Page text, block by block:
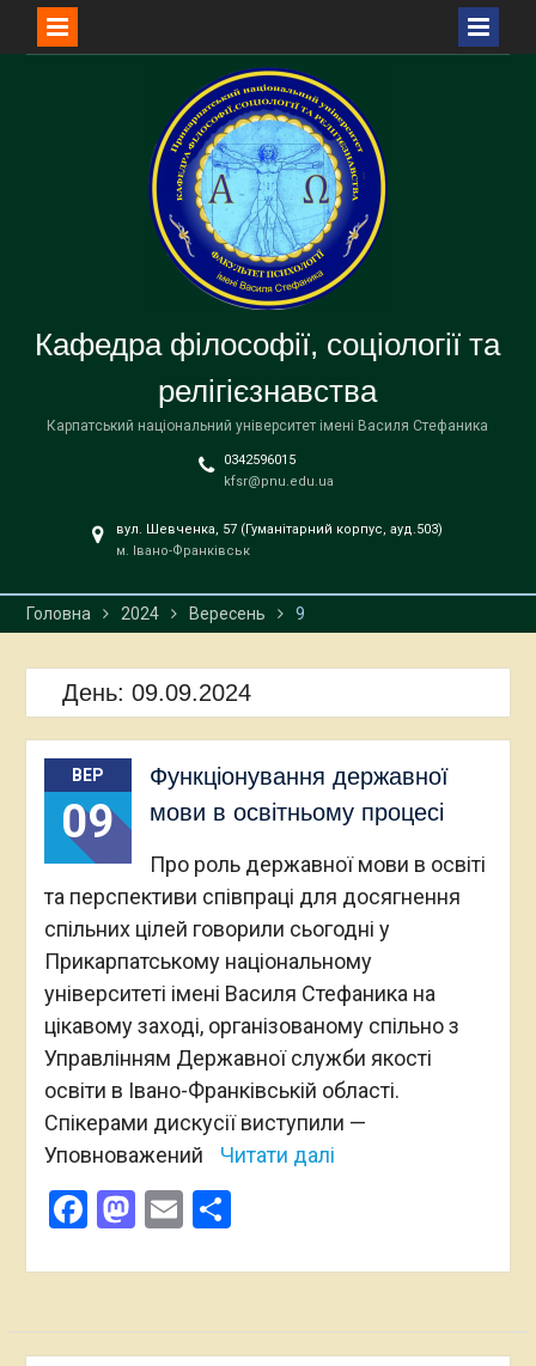
Кафедра філософії, соціології та
релігієзнавства
Карпатський національний університет імені Василя Стефаника
0342596015
kfsr@pnu.edu.ua
вул. Шевченка, 57 (Гуманітарний корпус, ауд.503)
м. Івано-Франківськ
Головна 2024 Вересень 9
День: 09.09.2024
ВЕР
09
Функціонування державної
мови в освітньому процесі
Про роль державної мови в освіті
та перспективи співпраці для досягнення
спільних цілей говорили сьогодні у
Прикарпатському національному
університеті імені Василя Стефаника на
цікавому заході, організованому спільно з
Управлінням Державної служби якості
освіти в Івано-Франківській області.
Спікерами дискусії виступили —
Уповноважений
Читати далі
Facebook
Mastodon
EmailПоділитися